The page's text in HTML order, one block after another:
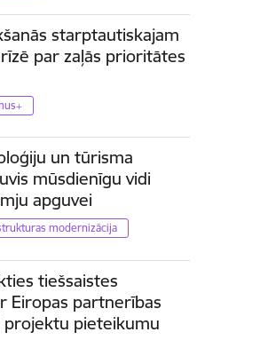
starptautiskajam
par zaļās prioritātes
un tūrisma
mūsdienīgu vidi
apguvei
modernizācija
tiešsaistes
Eiropas partnerības
projektu pieteikumu